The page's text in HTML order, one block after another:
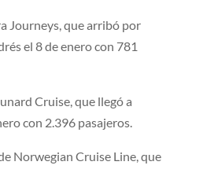
Journeys, que arribó por
el 8 de enero con 781
Cruise, que llegó a
con 2.396 pasajeros.
Norwegian Cruise Line, que